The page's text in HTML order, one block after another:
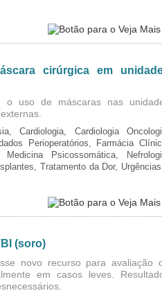
cirúrgica em
o uso de máscaras nas
Cardiologia, Cardiologia
Perioperatórios, Farmácia
Psicossomática,
Tratamento da Dor,
(soro)
novo recurso para avaliação
em casos leves.